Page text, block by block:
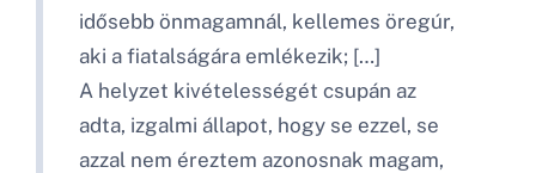
idősebb önmagamnál, kellemes öregúr,
aki a fiatalságára emlékezik; […]
A helyzet kivételességét csupán az
adta, izgalmi állapot, hogy se ezzel, se
azzal nem éreztem azonosnak magam,